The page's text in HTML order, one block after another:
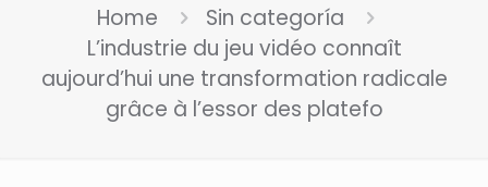
Home
Sin categoría
L’industrie du jeu vidéo connaît
aujourd’hui une transformation radicale
grâce à l’essor des platefo